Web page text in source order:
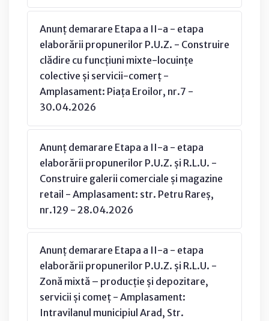
Anunț demarare Etapa a II-a - etapa
elaborării propunerilor P.U.Z. - Construire
clădire cu funcțiuni mixte-locuințe
colective și servicii-comerț -
Amplasament: Piața Eroilor, nr.7 -
30.04.2026
Anunț demarare Etapa a II-a - etapa
elaborării propunerilor P.U.Z. și R.L.U. -
Construire galerii comerciale și magazine
retail - Amplasament: str. Petru Rareș,
nr.129 - 28.04.2026
Anunț demarare Etapa a II-a - etapa
elaborării propunerilor P.U.Z. și R.L.U. -
Zonă mixtă – producție și depozitare,
servicii și comeț - Amplasament:
Intravilanul municipiul Arad, Str.